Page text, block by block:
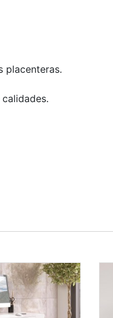
placenteras.